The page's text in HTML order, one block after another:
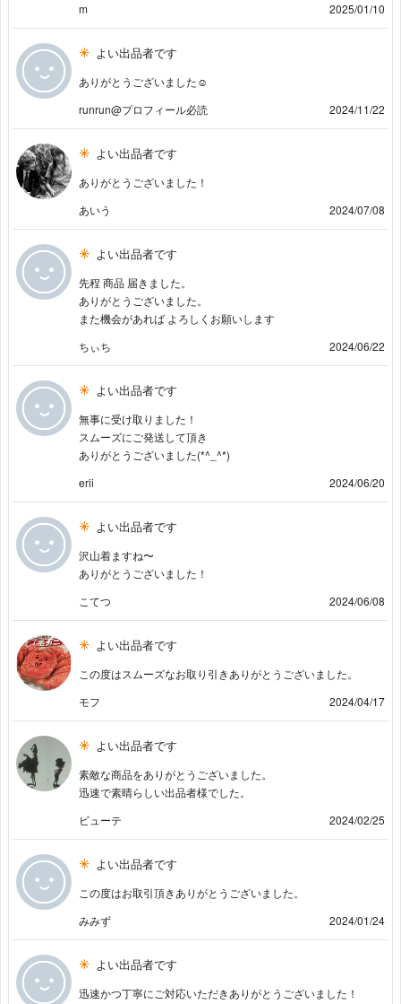
m
2025/01/10
よい出品者です
ありがとうございました☺︎
runrun@プロフィール必読
2024/11/22
よい出品者です
ありがとうございました！
あいう
2024/07/08
よい出品者です
先程 商品 届きました。
ありがとうございました。
また機会があれば よろしくお願いします
ちぃち
2024/06/22
よい出品者です
無事に受け取りました！
スムーズにご発送して頂き
ありがとうございました(*^_^*)
erii
2024/06/20
よい出品者です
沢山着ますね〜
ありがとうございました！
こてつ
2024/06/08
よい出品者です
この度はスムーズなお取り引きありがとうございました。
モフ
2024/04/17
よい出品者です
素敵な商品をありがとうございました。
迅速で素晴らしい出品者様でした。
ビューテ
2024/02/25
よい出品者です
この度はお取引頂きありがとうございました。
みみず
2024/01/24
よい出品者です
迅速かつ丁寧にご対応いただきありがとうございました！